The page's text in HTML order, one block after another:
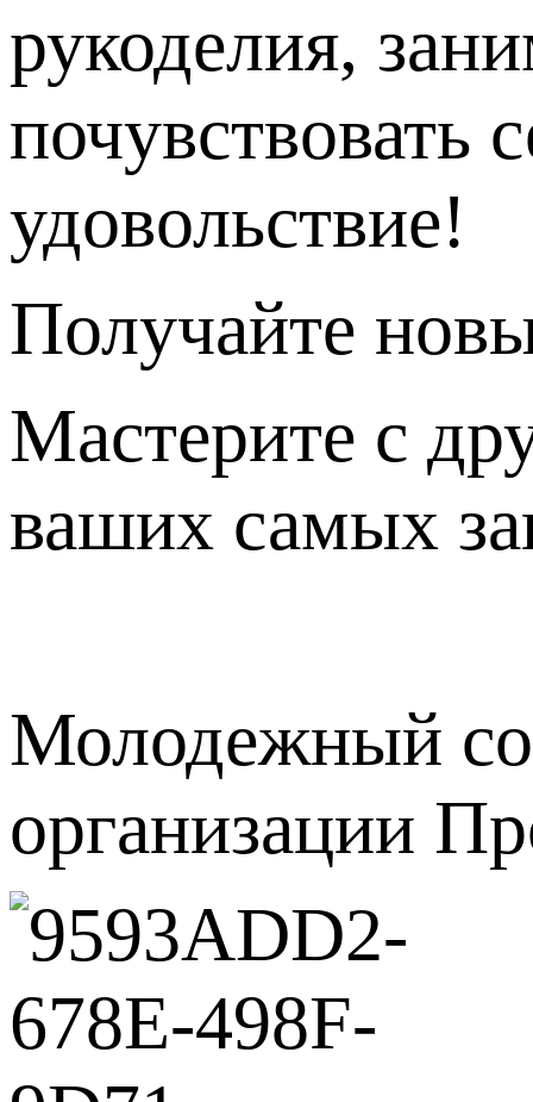
рукоделия,
почувствовать
удовольствие!
Получайте
Мастерите с
ваших самых
Молодежный
организации